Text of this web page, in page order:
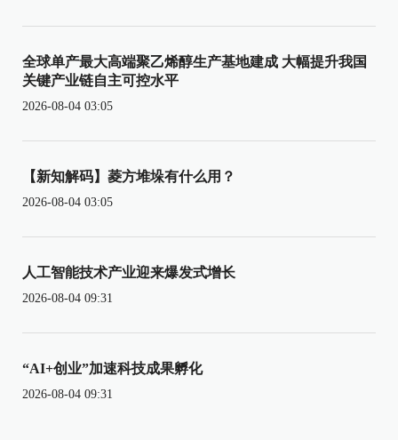
全球单产最大高端聚乙烯醇生产基地建成 大幅提升我国
关键产业链自主可控水平
2026-08-04 03:05
【新知解码】菱方堆垛有什么用？
2026-08-04 03:05
人工智能技术产业迎来爆发式增长
2026-08-04 09:31
“AI+创业”加速科技成果孵化
2026-08-04 09:31